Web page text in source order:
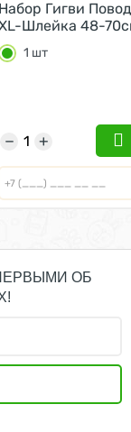
Набор Гигви
Шлейка 48-
нейлон c
1 шт
1 шт
+
−
ОБ